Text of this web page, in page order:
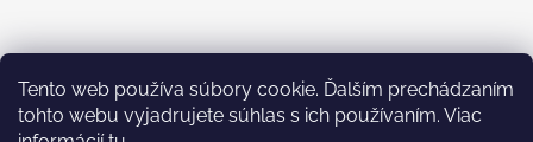
Tento web používa súbory cookie. Ďalším prechádzaním
tohto webu vyjadrujete súhlas s ich používaním. Viac
v
k
y
v
Facebook